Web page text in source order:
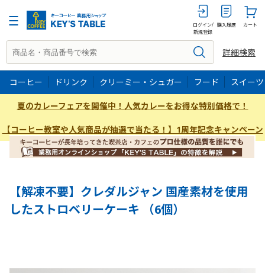
ログイン/
新規登録
購入履歴 カート
詳細検索
コーヒー ドリンク クリーミー・シュガー フード スイーツ
夏のカレーフェアを開催中！人気カレーをお得な特別価格で！
【コーヒー教室や人気商品が抽選で当たる！】1周年記念キャンペーン
【解凍不要】クレダルジャン 国産素材を使用
したストロベリーケーキ （6個）